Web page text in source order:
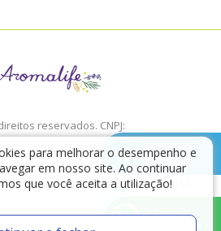
para melhorar o desempenho e
em nosso site. Ao continuar
que você aceita a utilização!
chamar no
Telegram
chamar no
WhatsApp
reservados. CNPJ:
total ou parcial, sem a expressa
- São Paulo - SP / CEP: 04119-